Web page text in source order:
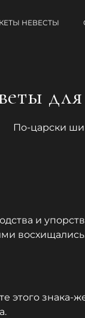
НЕВЕСТЫ
По-царски
и
этого